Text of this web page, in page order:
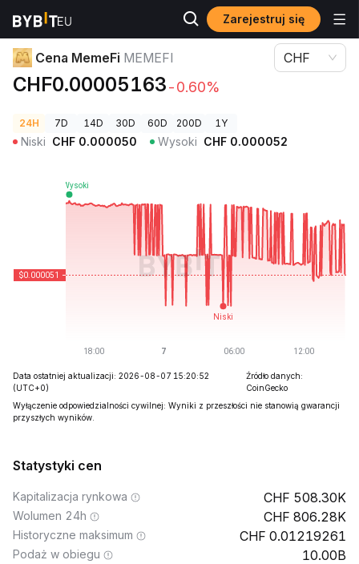
Zarejestruj się
Ceny kryptowalut Cena MemeFi MEMEFI
Cena MemeFi MEMEFI
CHF0.00005163-0.60%
CHF
24H 7D 14D 30D 60D 200D 1Y
Niski CHF 0.000050 Wysoki CHF 0.000052
Data ostatniej aktualizacji: 2026-08-07 15:20:52
(UTC+0)
Źródło danych:
CoinGecko
Wyłączenie odpowiedzialności cywilnej: Wyniki z przeszłości nie stanowią gwarancji
przyszłych wyników.
Statystyki cen
Kapitalizacja rynkowa 508.30K
Wolumen 24h 806.28K
Historyczne maksimum 0.01219261
Podaż w obiegu 10.00B